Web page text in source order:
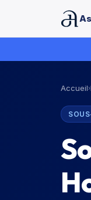
Accueil›